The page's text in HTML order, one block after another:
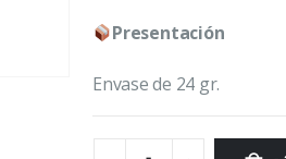
Presentación
Envase de 24 gr.